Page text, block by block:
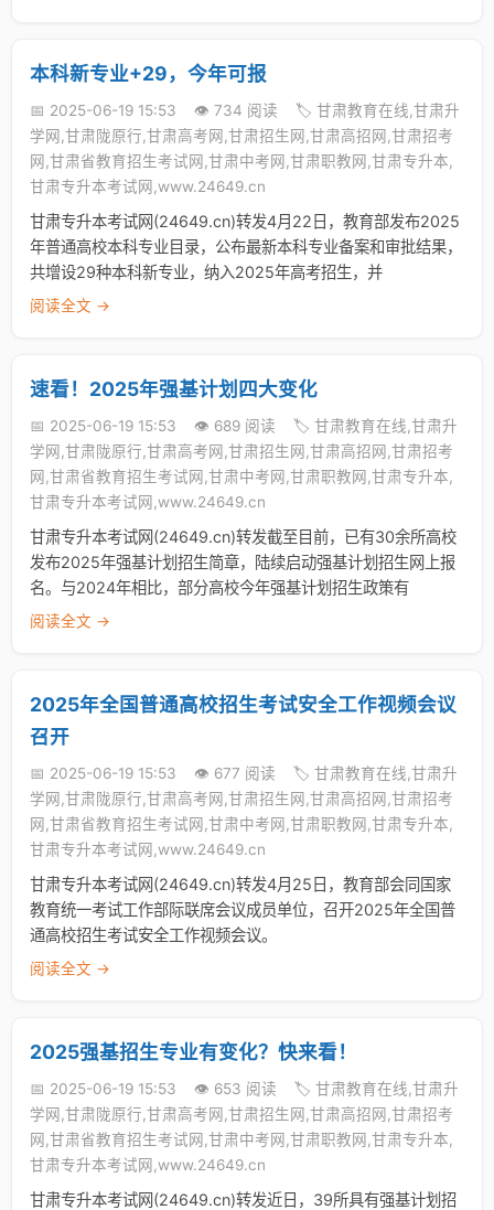
本科新专业+29，今年可报
📅 2025-06-19 15:53 👁️ 734 阅读
🏷️ 甘肃教育在线,甘肃升
学网,甘肃陇原行,甘肃高考网,甘肃招生网,甘肃高招网,甘肃招考
网,甘肃省教育招生考试网,甘肃中考网,甘肃职教网,甘肃专升本,
甘肃专升本考试网,www.24649.cn
甘肃专升本考试网(24649.cn)转发4月22日，教育部发布2025
年普通高校本科专业目录，公布最新本科专业备案和审批结果，
共增设29种本科新专业，纳入2025年高考招生，并
阅读全文 →
速看！2025年强基计划四大变化
📅 2025-06-19 15:53 👁️ 689 阅读
🏷️ 甘肃教育在线,甘肃升
学网,甘肃陇原行,甘肃高考网,甘肃招生网,甘肃高招网,甘肃招考
网,甘肃省教育招生考试网,甘肃中考网,甘肃职教网,甘肃专升本,
甘肃专升本考试网,www.24649.cn
甘肃专升本考试网(24649.cn)转发截至目前，已有30余所高校
发布2025年强基计划招生简章，陆续启动强基计划招生网上报
名。与2024年相比，部分高校今年强基计划招生政策有
阅读全文 →
2025年全国普通高校招生考试安全工作视频会议
召开
📅 2025-06-19 15:53 👁️ 677 阅读
🏷️ 甘肃教育在线,甘肃升
学网,甘肃陇原行,甘肃高考网,甘肃招生网,甘肃高招网,甘肃招考
网,甘肃省教育招生考试网,甘肃中考网,甘肃职教网,甘肃专升本,
甘肃专升本考试网,www.24649.cn
甘肃专升本考试网(24649.cn)转发4月25日，教育部会同国家
教育统一考试工作部际联席会议成员单位，召开2025年全国普
通高校招生考试安全工作视频会议。
阅读全文 →
2025强基招生专业有变化？快来看！
📅 2025-06-19 15:53 👁️ 653 阅读
🏷️ 甘肃教育在线,甘肃升
学网,甘肃陇原行,甘肃高考网,甘肃招生网,甘肃高招网,甘肃招考
网,甘肃省教育招生考试网,甘肃中考网,甘肃职教网,甘肃专升本,
甘肃专升本考试网,www.24649.cn
甘肃专升本考试网(24649.cn)转发近日，39所具有强基计划招